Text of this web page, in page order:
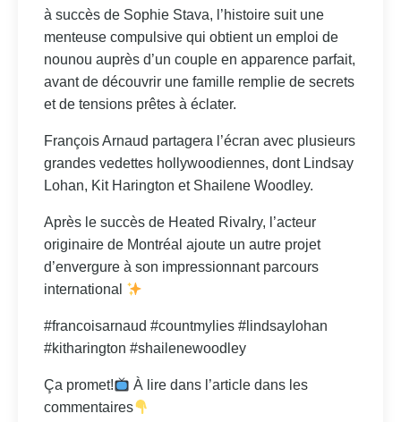
à succès de Sophie Stava, l’histoire suit une
menteuse compulsive qui obtient un emploi de
nounou auprès d’un couple en apparence parfait,
avant de découvrir une famille remplie de secrets
et de tensions prêtes à éclater.
François Arnaud partagera l’écran avec plusieurs
grandes vedettes hollywoodiennes, dont Lindsay
Lohan, Kit Harington et Shailene Woodley.
Après le succès de Heated Rivalry, l’acteur
originaire de Montréal ajoute un autre projet
d’envergure à son impressionnant parcours
international
#francoisarnaud #countmylies #lindsaylohan
#kitharington #shailenewoodley
Ça promet!
À lire dans l’article dans les
commentaires